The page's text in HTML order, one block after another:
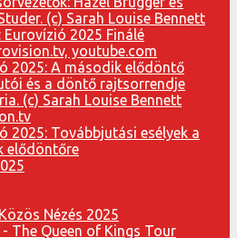
Eurovízió 2025 Finálé
2025: A második elődöntő
és a döntő rajtsorrendje
2025: Továbbjutási esélyek a
elődöntőre
Nézés 2025